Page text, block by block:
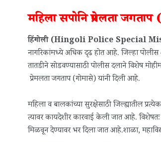
महिला सपोनि प्रेमलता जगताप
हिंगोली (Hingoli Police Special
नागरिकांमध्ये अधिक दृढ होत आहे. जिल्हा पोलीस
तातडीने सोडवण्यासाठी पोलीस दलाने विशेष
प्रेमलता जगताप (गोमासे) यांनी दिली आहे.
महिला व बालकांच्या सुरक्षेसाठी जिल्ह्यातील
त्यावर कायदेशीर कारवाई केली जात आहे.
मिळवून देण्यावर भर दिला जात आहे.शाळा,